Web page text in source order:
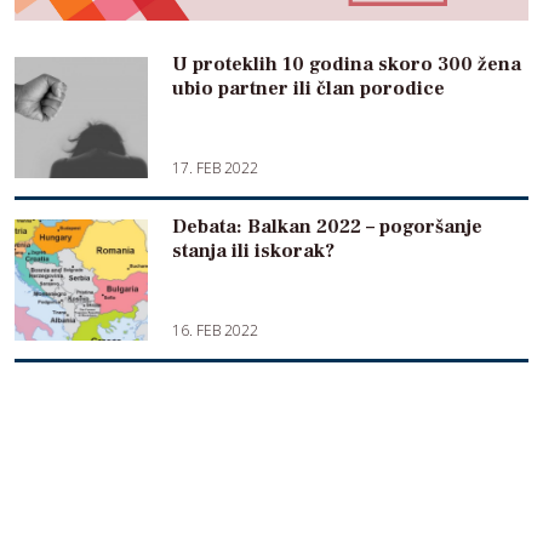
U proteklih 10 godina skoro 300 žena
ubio partner ili član porodice
17. FEB 2022
Debata: Balkan 2022 – pogoršanje
stanja ili iskorak?
16. FEB 2022